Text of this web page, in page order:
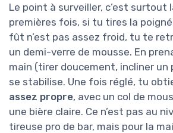
Le point à surveiller, c’est surtout
premières fois, si tu tires la
fût n’est pas assez froid, tu te
un demi-verre de mousse. En
main (tirer doucement, incliner un
se stabilise. Une fois réglé, tu
assez propre, avec un col de
une bière claire. Ce n’est pas au
tireuse pro de bar, mais pour la